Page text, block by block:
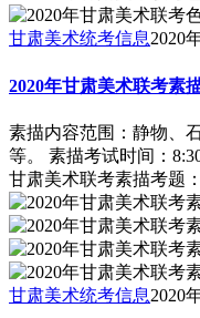
甘肃美术统考信息2020
2020年甘肃美术联考素
素描内容范围：静物、
等。 素描考试时间：
甘肃美术联考素描考题
甘肃美术统考信息2020